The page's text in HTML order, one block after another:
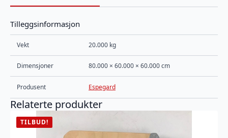
Tilleggsinformasjon
Vekt 20.000 kg
Dimensjoner 80.000 × 60.000 × 60.000 cm
Produsent Espegard
Relaterte produkter
TILBUD!